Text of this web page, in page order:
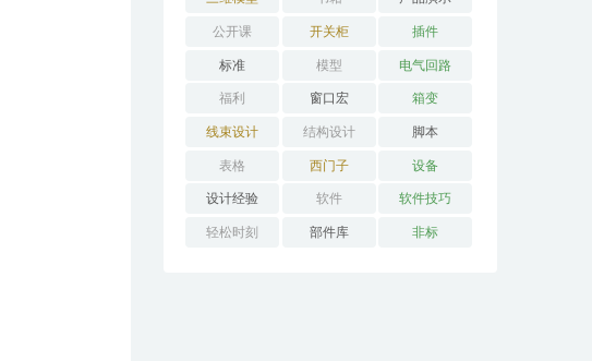
公开课 开关柜 插件
标准 模型 电气回路
福利 窗口宏 箱变
线束设计 结构设计 脚本
表格 西门子 设备
设计经验 软件 软件技巧
轻松时刻 部件库 非标